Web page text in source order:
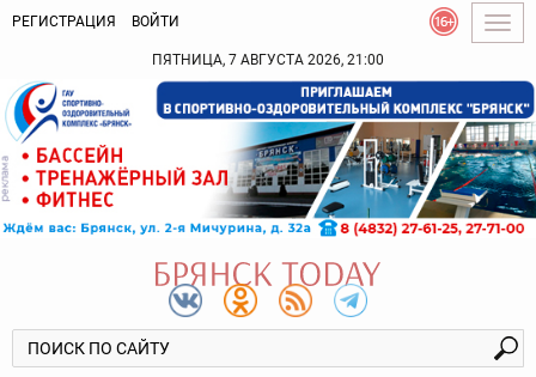
РЕГИСТРАЦИЯ ВОЙТИ
ПЯТНИЦА, 7 АВГУСТА 2026, 21:00